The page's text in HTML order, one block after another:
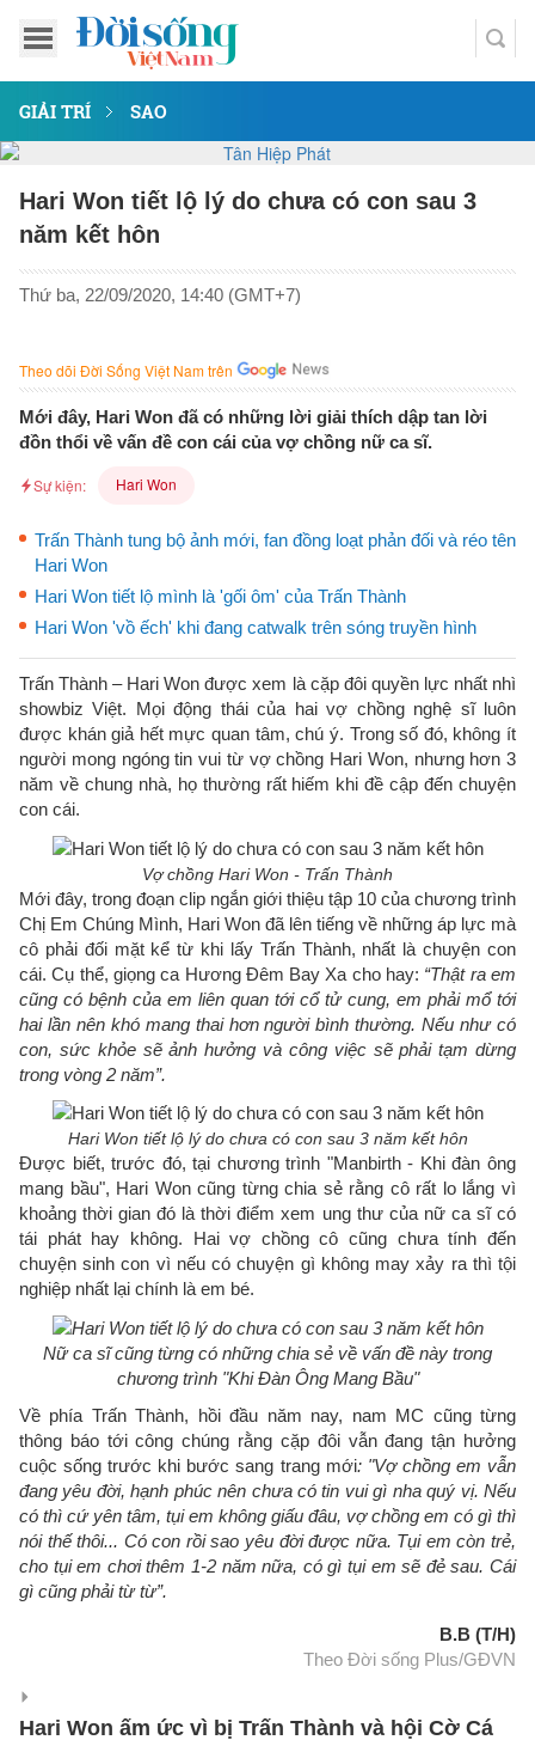
GIẢI TRÍ SAO
Hari Won tiết lộ lý do chưa có con sau 3
năm kết hôn
Thứ ba, 22/09/2020, 14:40 (GMT+7)
Theo dõi Đời Sống Việt Nam trên
Mới đây, Hari Won đã có những lời giải thích dập tan lời
đồn thổi về vấn đề con cái của vợ chồng nữ ca sĩ.
Sự kiện: Hari Won
Trấn Thành tung bộ ảnh mới, fan đồng loạt phản đối và réo tên
Hari Won
Hari Won tiết lộ mình là 'gối ôm' của Trấn Thành
Hari Won 'vồ ếch' khi đang catwalk trên sóng truyền hình
Trấn Thành – Hari Won được xem là cặp đôi quyền lực nhất nhì
showbiz Việt. Mọi động thái của hai vợ chồng nghệ sĩ luôn
được khán giả hết mực quan tâm, chú ý. Trong số đó, không ít
người mong ngóng tin vui từ vợ chồng Hari Won, nhưng hơn 3
năm về chung nhà, họ thường rất hiếm khi đề cập đến chuyện
con cái.
Vợ chồng Hari Won - Trấn Thành
Mới đây, trong đoạn clip ngắn giới thiệu tập 10 của chương trình
Chị Em Chúng Mình, Hari Won đã lên tiếng về những áp lực mà
cô phải đối mặt kể từ khi lấy Trấn Thành, nhất là chuyện con
cái. Cụ thể, giọng ca Hương Đêm Bay Xa cho hay: “Thật ra em
cũng có bệnh của em liên quan tới cổ tử cung, em phải mổ tới
hai lần nên khó mang thai hơn người bình thường. Nếu như có
con, sức khỏe sẽ ảnh hưởng và công việc sẽ phải tạm dừng
trong vòng 2 năm”.
Hari Won tiết lộ lý do chưa có con sau 3 năm kết hôn
Được biết, trước đó, tại chương trình "Manbirth - Khi đàn ông
mang bầu", Hari Won cũng từng chia sẻ rằng cô rất lo lắng vì
khoảng thời gian đó là thời điểm xem ung thư của nữ ca sĩ có
tái phát hay không. Hai vợ chồng cô cũng chưa tính đến
chuyện sinh con vì nếu có chuyện gì không may xảy ra thì tội
nghiệp nhất lại chính là em bé.
Nữ ca sĩ cũng từng có những chia sẻ về vấn đề này trong
chương trình "Khi Đàn Ông Mang Bầu"
Về phía Trấn Thành, hồi đầu năm nay, nam MC cũng từng
thông báo tới công chúng rằng cặp đôi vẫn đang tận hưởng
cuộc sống trước khi bước sang trang mới: "Vợ chồng em vẫn
đang yêu đời, hạnh phúc nên chưa có tin vui gì nha quý vị. Nếu
có thì cứ yên tâm, tụi em không giấu đâu, vợ chồng em có gì thì
nói thế thôi... Có con rồi sao yêu đời được nữa. Tụi em còn trẻ,
cho tụi em chơi thêm 1-2 năm nữa, có gì tụi em sẽ đẻ sau. Cái
gì cũng phải từ từ”.
B.B (T/H)
Theo Đời sống Plus/GĐVN
Hari Won ấm ức vì bị Trấn Thành và hội Cờ Cá